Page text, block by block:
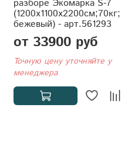
разборе Экомарка S-7
(1200x1100x2200см;70кг;
бежевый) - арт.561293
от 33900 руб
Точную цену уточняйте у
менеджера